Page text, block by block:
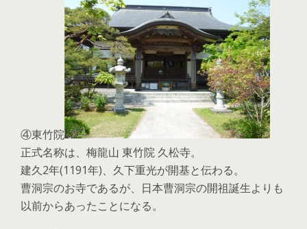
④東竹院
正式名称は、梅龍山 東竹院 久松寺。
建久2年(1191年)、久下重光が開基と伝わる。
曹洞宗のお寺であるが、日本曹洞宗の開祖誕生よりも
以前からあったことになる。